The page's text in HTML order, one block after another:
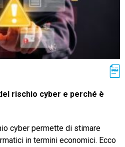
rischio cyber e perché è
cyber permette di stimare
in termini economici. Ecco